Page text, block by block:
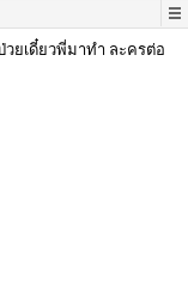
วยเดี๋ยวพี่มาทำ ละครต่อ